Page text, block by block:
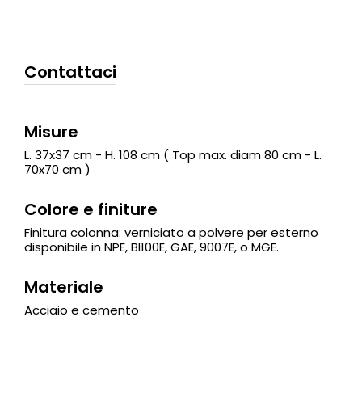
Contattaci
Misure
L. 37x37 cm - H. 108 cm ( Top max. diam 80 cm - L.
70x70 cm )
Colore e finiture
Finitura colonna: verniciato a polvere per esterno
disponibile in NPE, BI100E, GAE, 9007E, o MGE.
Materiale
Acciaio e cemento